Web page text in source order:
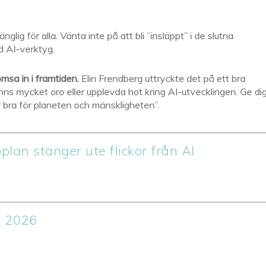
för alla. Vänta inte på att bli ”insläppt” i de slutna
AI-verktyg.
in i framtiden. Elin Frendberg uttryckte det på ett bra
mycket oro eller upplevda hot kring AI-utvecklingen. Ge dig
för planeten och mänskligheten”.
stänger ute flickor från AI
2026